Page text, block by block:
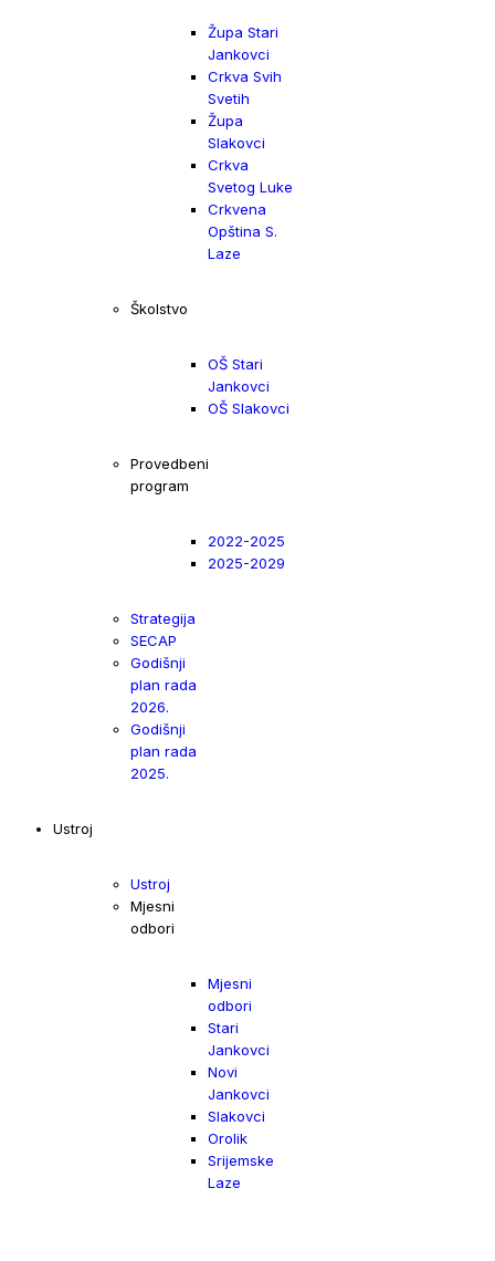
Župa Stari
Jankovci
Crkva Svih
Svetih
Župa
Slakovci
Crkva
Svetog Luke
Crkvena
Opština S.
Laze
Školstvo
OŠ Stari
Jankovci
OŠ Slakovci
Provedbeni
program
2022-2025
2025-2029
Strategija
SECAP
Godišnji
plan rada
2026.
Godišnji
plan rada
2025.
Ustroj
Ustroj
Mjesni
odbori
Mjesni
odbori
Stari
Jankovci
Novi
Jankovci
Slakovci
Orolik
Srijemske
Laze